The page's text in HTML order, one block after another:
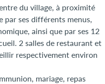
du village, à proximité
par ses différents menus,
ainsi que par ses 12
2 salles de restaurant et
respectivement environ
mariage, repas